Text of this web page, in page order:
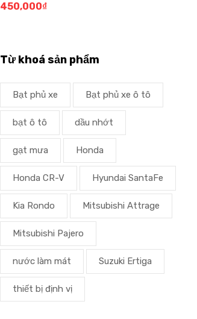
450,000₫
Từ khoá sản phẩm
Bạt phủ xe Bạt phủ xe ô tô
bạt ô tô dầu nhớt
gạt mưa Honda
Honda CR-V Hyundai SantaFe
Kia Rondo Mitsubishi Attrage
Mitsubishi Pajero
nước làm mát Suzuki Ertiga
thiết bị định vị